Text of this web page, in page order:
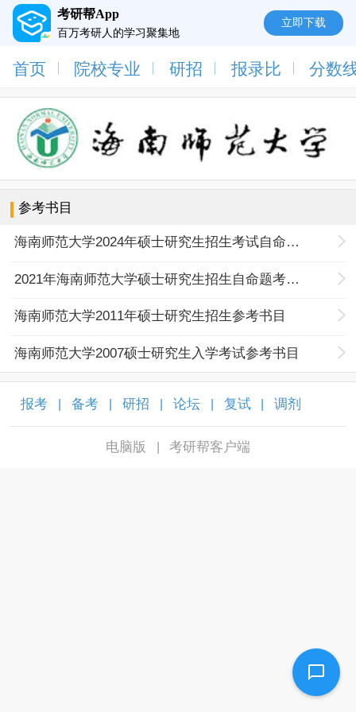
考研帮App
百万考研人的学习聚集地
立即下载
首页 院校专业 研招 报录比 分数
参考书目
海南师范大学2024年硕士研究生招生考试自命题科目参考书目
2021年海南师范大学硕士研究生招生自命题考试科目参考书目
海南师范大学2011年硕士研究生招生参考书目
海南师范大学2007硕士研究生入学考试参考书目
报考 备考 研招 论坛 复试 调剂
电脑版 考研帮客户端